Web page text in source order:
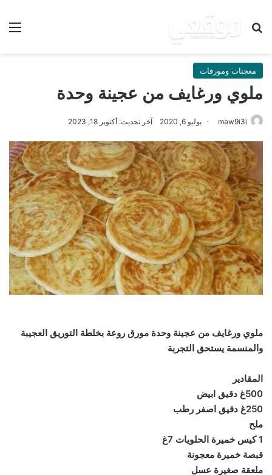
بحث عن
معجنات ومورقات
ملوي ورغايف من عجينة وحدة
maw9i3i يوليو 6, 2020 آخر تحديث: أكتوبر 18, 2023
ملوي ورغايف من عجينة وحدة مورق روعة بخلطة التوريق العجيبة
والمنسمة يستحق التجربة
المقادير
500غ دقيق ابيض
250غ دقيق اصفر رطب
ملح
1 كيس خميرة الحلويات 7غ
قبصة خميرة معجونة
ملعقة صغيرة عسل